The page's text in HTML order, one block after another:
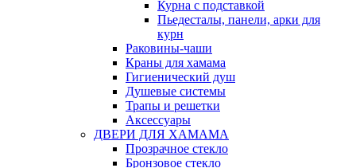
Курна с подставкой
Пьедесталы, панели, арки для
курн
Раковины-чаши
Краны для хамама
Гигиенический душ
Душевые системы
Трапы и решетки
Аксессуары
ДВЕРИ ДЛЯ ХАМАМА
Прозрачное стекло
Бронзовое стекло